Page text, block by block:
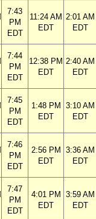
7:43
PM
EDT
11:24 AM
EDT
2:01 AM
EDT
7:44
PM
EDT
12:38 PM
EDT
2:40 AM
EDT
7:45
PM
EDT
1:48 PM
EDT
3:10 AM
EDT
7:46
PM
EDT
2:56 PM
EDT
3:36 AM
EDT
7:47
PM
EDT
4:01 PM
EDT
3:59 AM
EDT